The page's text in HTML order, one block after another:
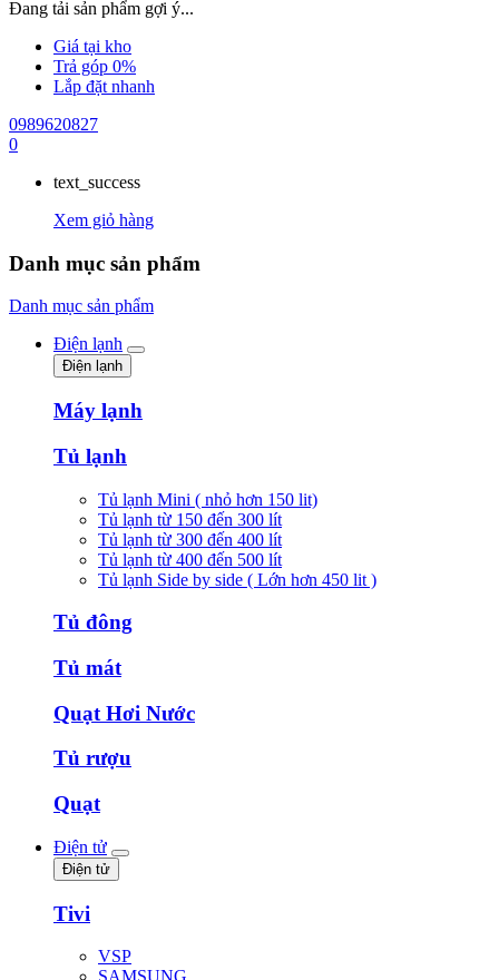
Đang tải sản phẩm gợi ý...
Giá tại kho
Trả góp 0%
Lắp đặt nhanh
0989620827
0
text_success
Xem giỏ hàng
Danh mục sản phẩm
Danh mục sản phẩm
Điện lạnh
Điện lạnh
Máy lạnh
Tủ lạnh
Tủ lạnh Mini ( nhỏ hơn 150 lit)
Tủ lạnh từ 150 đến 300 lít
Tủ lạnh từ 300 đến 400 lít
Tủ lạnh từ 400 đến 500 lít
Tủ lạnh Side by side ( Lớn hơn 450 lit )
Tủ đông
Tủ mát
Quạt Hơi Nước
Tủ rượu
Quạt
Điện tử
Điện tử
Tivi
VSP